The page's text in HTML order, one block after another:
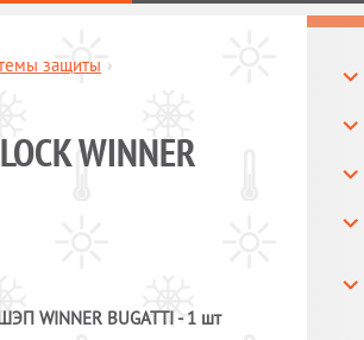
защиты ›
WINNER
WINNER BUGATTI - 1 шт